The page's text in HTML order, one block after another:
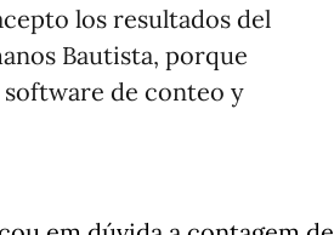
los resultados del
Bautista, porque
de conteo y